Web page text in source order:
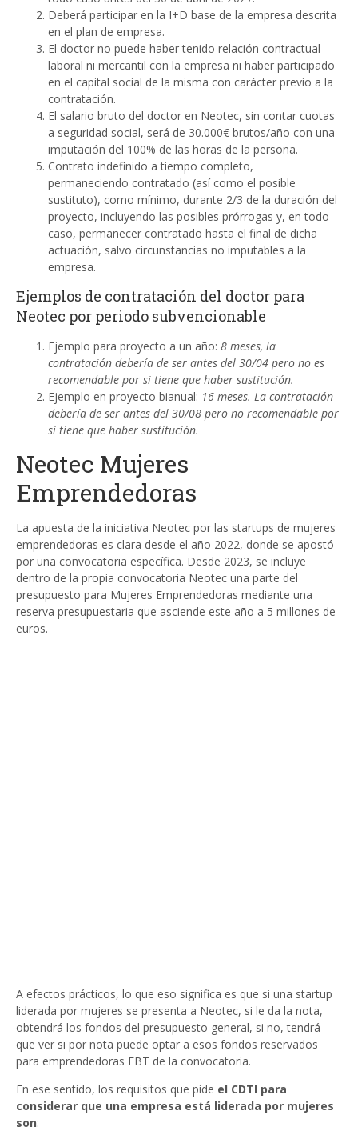
Deberá participar en la I+D base de la empresa descrita
en el plan de empresa.
El doctor no puede haber tenido relación contractual
laboral ni mercantil con la empresa ni haber participado
en el capital social de la misma con carácter previo a la
contratación.
El salario bruto del doctor en Neotec, sin contar cuotas
a seguridad social, será de 30.000€ brutos/año con una
imputación del 100% de las horas de la persona.
Contrato indefinido a tiempo completo,
permaneciendo contratado (así como el posible
sustituto), como mínimo, durante 2/3 de la duración del
proyecto, incluyendo las posibles prórrogas y, en todo
caso, permanecer contratado hasta el final de dicha
actuación, salvo circunstancias no imputables a la
empresa.
Ejemplos de contratación del doctor para
Neotec por periodo subvencionable
Ejemplo para proyecto a un año: 8 meses, la
contratación debería de ser antes del 30/04 pero no es
recomendable por si tiene que haber sustitución.
Ejemplo en proyecto bianual: 16 meses. La contratación
debería de ser antes del 30/08 pero no recomendable por
si tiene que haber sustitución.
Neotec Mujeres
Emprendedoras
La apuesta de la iniciativa Neotec por las startups de mujeres
emprendedoras es clara desde el año 2022, donde se apostó
por una convocatoria específica. Desde 2023, se incluye
dentro de la propia convocatoria Neotec una parte del
presupuesto para Mujeres Emprendedoras mediante una
reserva presupuestaria que asciende este año a 5 millones de
euros.
A efectos prácticos, lo que eso significa es que si una startup
liderada por mujeres se presenta a Neotec, si le da la nota,
obtendrá los fondos del presupuesto general, si no, tendrá
que ver si por nota puede optar a esos fondos reservados
para emprendedoras EBT de la convocatoria.
En ese sentido, los requisitos que pide el CDTI para
considerar que una empresa está liderada por mujeres
son: